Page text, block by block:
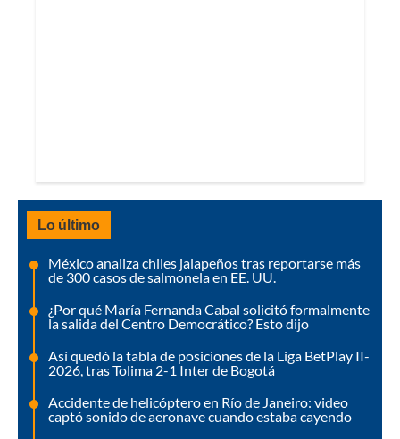
Lo último
México analiza chiles jalapeños tras reportarse más
de 300 casos de salmonela en EE. UU.
¿Por qué María Fernanda Cabal solicitó formalmente
la salida del Centro Democrático? Esto dijo
Así quedó la tabla de posiciones de la Liga BetPlay II-
2026, tras Tolima 2-1 Inter de Bogotá
Accidente de helicóptero en Río de Janeiro: video
captó sonido de aeronave cuando estaba cayendo